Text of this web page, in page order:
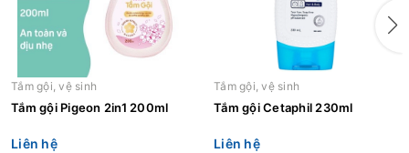
Tắm gội, vệ sinh
Tắm gội Pigeon 2in1 200ml
Liên hệ
Tắm gội, vệ sinh
Tắm gội Cetaphil 230ml
Liên hệ